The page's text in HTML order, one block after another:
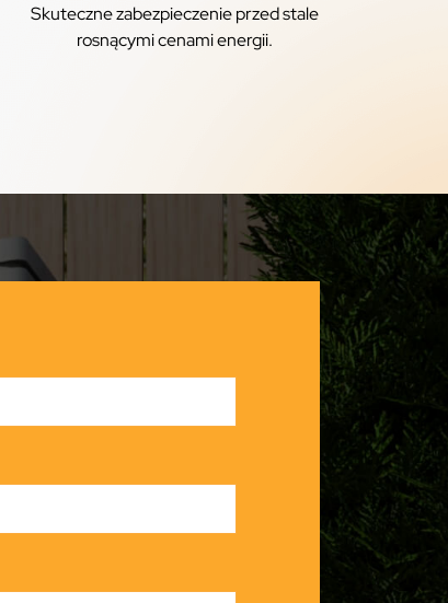
Skuteczne zabezpieczenie przed stale
rosnącymi cenami energii.